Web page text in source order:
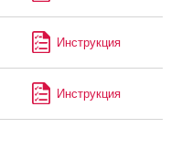
Инструкция
Инструкция